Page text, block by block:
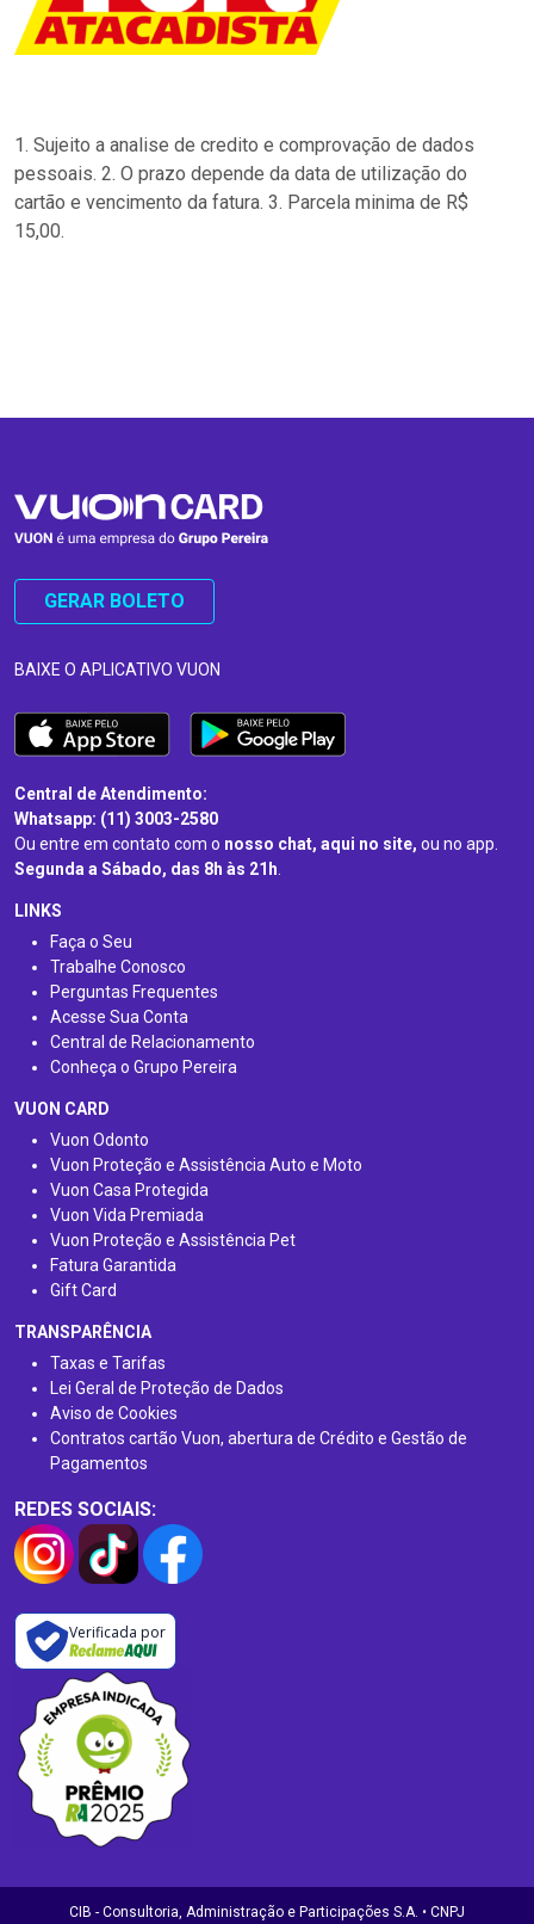
1. Sujeito a analise de credito e comprovação de dados
pessoais. 2. O prazo depende da data de utilização do
cartão e vencimento da fatura. 3. Parcela minima de R$
15,00.
GERAR BOLETO
BAIXE O APLICATIVO VUON
Central de Atendimento:
Whatsapp: (11) 3003-2580
Ou entre em contato com o nosso chat, aqui no site, ou no app.
Segunda a Sábado, das 8h às 21h.
LINKS
Faça o Seu
Trabalhe Conosco
Perguntas Frequentes
Acesse Sua Conta
Central de Relacionamento
Conheça o Grupo Pereira
VUON CARD
Vuon Odonto
Vuon Proteção e Assistência Auto e Moto
Vuon Casa Protegida
Vuon Vida Premiada
Vuon Proteção e Assistência Pet
Fatura Garantida
Gift Card
TRANSPARÊNCIA
Taxas e Tarifas
Lei Geral de Proteção de Dados
Aviso de Cookies
Contratos cartão Vuon, abertura de Crédito e Gestão de
Pagamentos
REDES SOCIAIS:
Verificada por
CIB - Consultoria, Administração e Participações S.A. • CNPJ